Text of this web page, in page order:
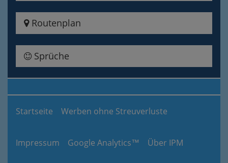
Routenplan
Sprüche
Startseite Werben ohne Streuverluste
Impressum Google Analytics™ Über IPM